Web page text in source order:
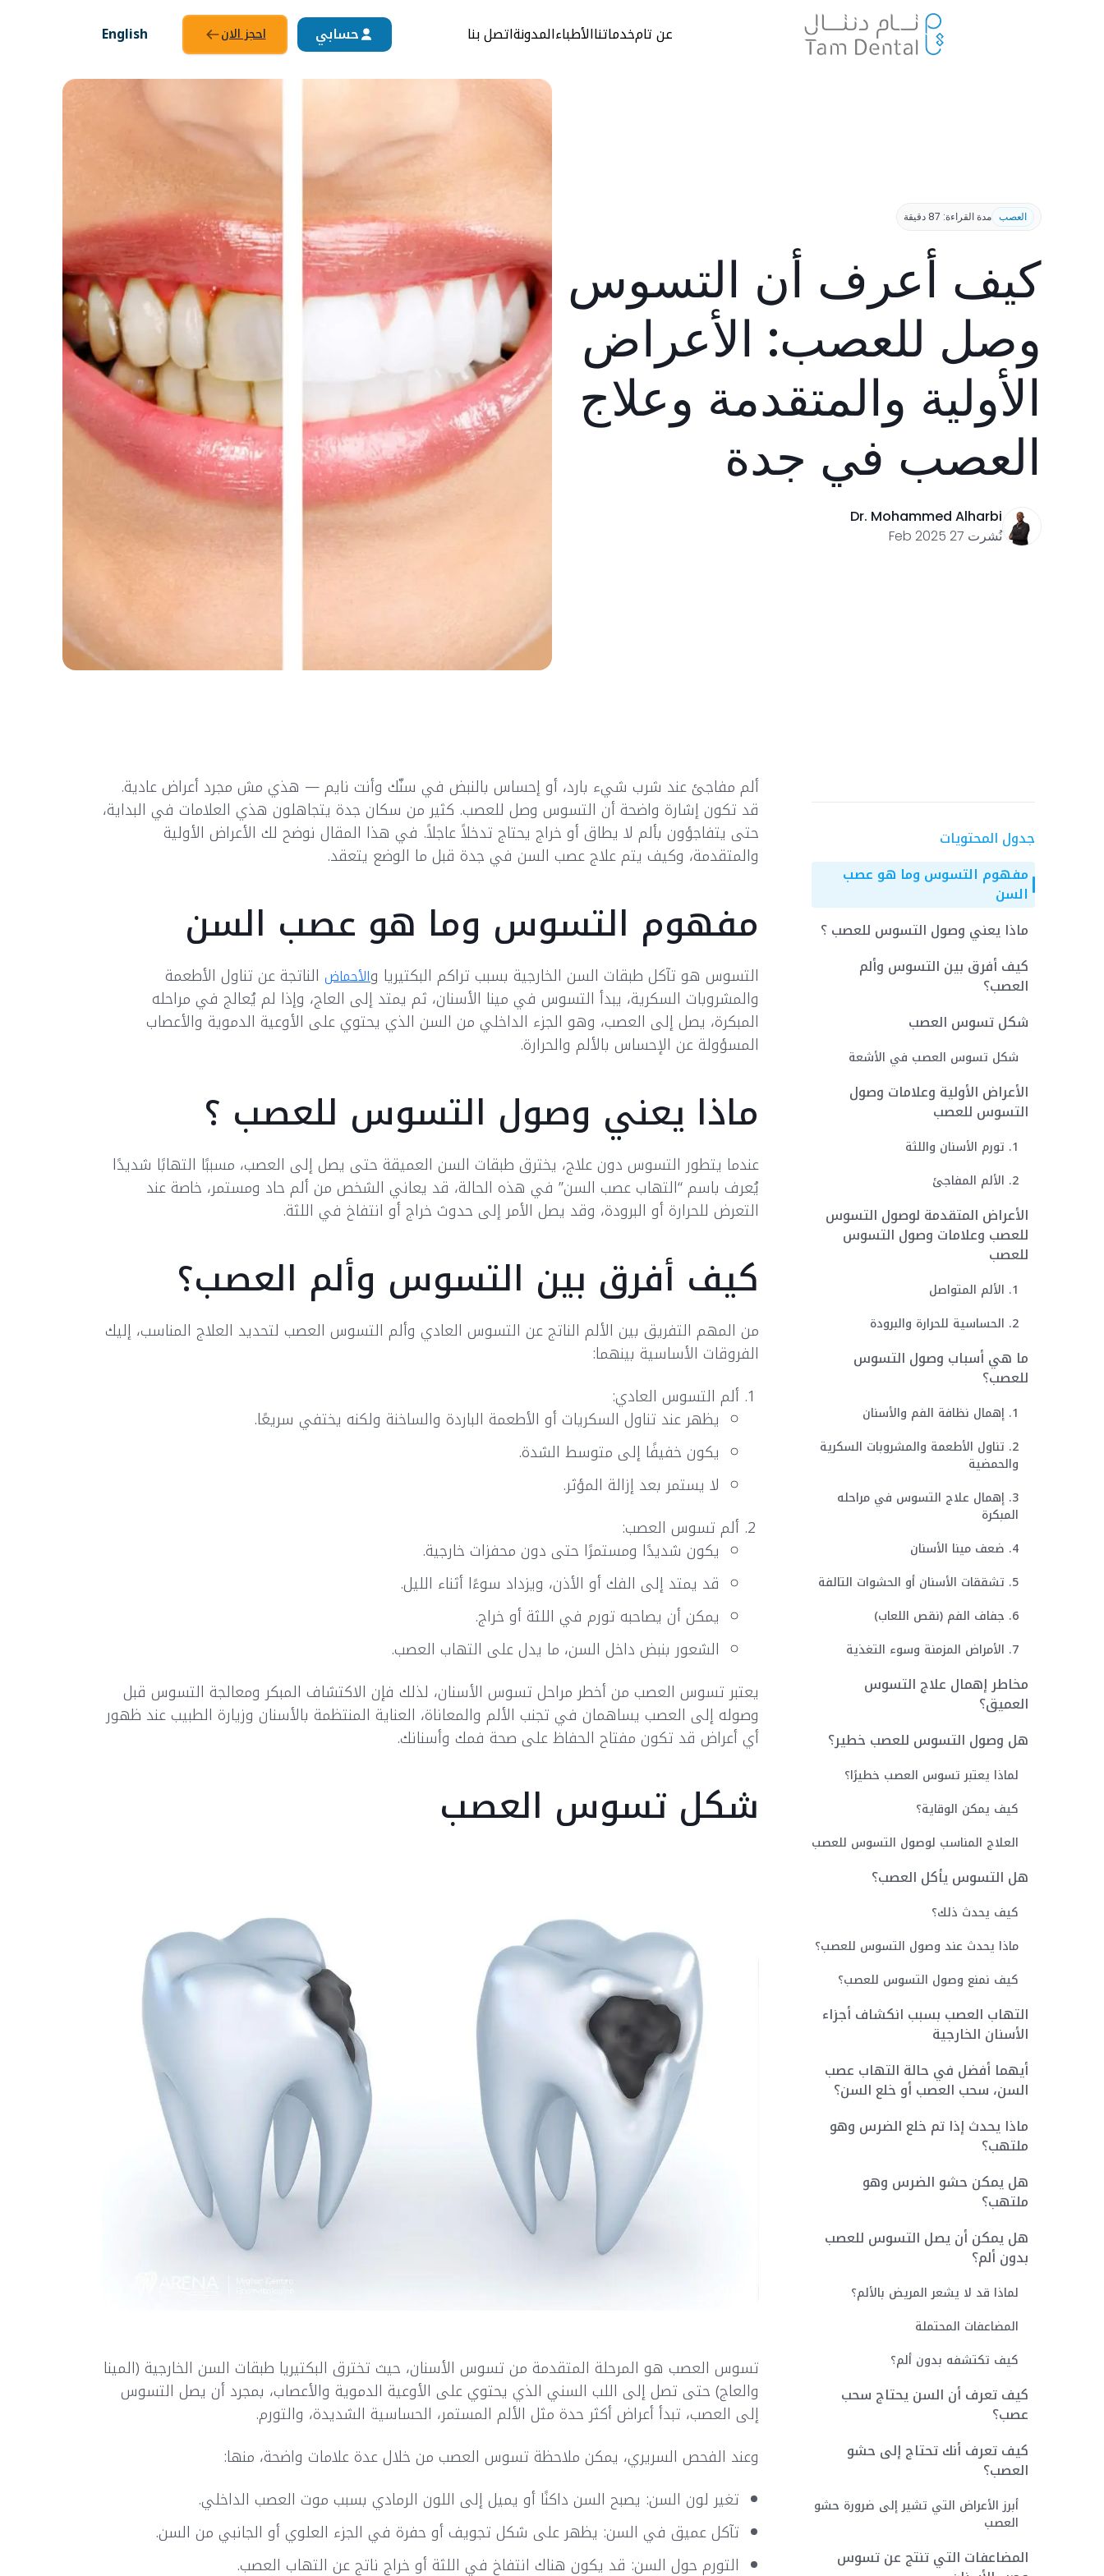
عن تامخدماتناالأطباءالمدونةاتصل بنا حسابي احجز الان English
العصب مدة القراءة: 87 دقيقة
كيف أعرف أن التسوس
وصل للعصب: الأعراض
الأولية والمتقدمة وعلاج
العصب في جدة
Dr. Mohammed Alharbi
نُشرت 27 Feb 2025
جدول المحتويات
مفهوم التسوس وما هو عصب
السن
ماذا يعني وصول التسوس للعصب ؟
كيف أفرق بين التسوس وألم
العصب؟
شكل تسوس العصب
شكل تسوس العصب في الأشعة
الأعراض الأولية وعلامات وصول
التسوس للعصب
1. تورم الأسنان واللثة
2. الألم المفاجئ
الأعراض المتقدمة لوصول التسوس
للعصب وعلامات وصول التسوس
للعصب
1. الألم المتواصل
2. الحساسية للحرارة والبرودة
ما هي أسباب وصول التسوس
للعصب؟
1. إهمال نظافة الفم والأسنان
2. تناول الأطعمة والمشروبات السكرية
والحمضية
3. إهمال علاج التسوس في مراحله
المبكرة
4. ضعف مينا الأسنان
5. تشققات الأسنان أو الحشوات التالفة
6. جفاف الفم (نقص اللعاب)
7. الأمراض المزمنة وسوء التغذية
مخاطر إهمال علاج التسوس
العميق؟
هل وصول التسوس للعصب خطير؟
لماذا يعتبر تسوس العصب خطيرًا؟
كيف يمكن الوقاية؟
العلاج المناسب لوصول التسوس للعصب
هل التسوس يأكل العصب؟
كيف يحدث ذلك؟
ماذا يحدث عند وصول التسوس للعصب؟
كيف نمنع وصول التسوس للعصب؟
التهاب العصب بسبب انكشاف أجزاء
الأسنان الخارجية
أيهما أفضل في حالة التهاب عصب
السن، سحب العصب أو خلع السن؟
ماذا يحدث إذا تم خلع الضرس وهو
ملتهب؟
هل يمكن حشو الضرس وهو
ملتهب؟
هل يمكن أن يصل التسوس للعصب
بدون ألم؟
لماذا قد لا يشعر المريض بالألم؟
المضاعفات المحتملة
كيف تكتشفه بدون ألم؟
كيف تعرف أن السن يحتاج سحب
عصب؟
كيف تعرف أنك تحتاج إلى حشو
العصب؟
أبرز الأعراض التي تشير إلى ضرورة حشو
العصب
المضاعفات التي تنتج عن تسوس
ألم مفاجئ عند شرب شيء بارد، أو إحساس بالنبض في سنّك وأنت نايم — هذي مش مجرد أعراض عادية.
قد تكون إشارة واضحة أن التسوس وصل للعصب. كثير من سكان جدة يتجاهلون هذي العلامات في البداية،
حتى يتفاجؤون بألم لا يطاق أو خراج يحتاج تدخلاً عاجلاً. في هذا المقال نوضح لك الأعراض الأولية
والمتقدمة، وكيف يتم علاج عصب السن في جدة قبل ما الوضع يتعقد.
مفهوم التسوس وما هو عصب السن
التسوس هو تآكل طبقات السن الخارجية بسبب تراكم البكتيريا والأحماض الناتجة عن تناول الأطعمة
والمشروبات السكرية، يبدأ التسوس في مينا الأسنان، ثم يمتد إلى العاج، وإذا لم يُعالج في مراحله
المبكرة، يصل إلى العصب، وهو الجزء الداخلي من السن الذي يحتوي على الأوعية الدموية والأعصاب
المسؤولة عن الإحساس بالألم والحرارة.
ماذا يعني وصول التسوس للعصب ؟
عندما يتطور التسوس دون علاج، يخترق طبقات السن العميقة حتى يصل إلى العصب، مسببًا التهابًا شديدًا
يُعرف باسم “التهاب عصب السن” في هذه الحالة، قد يعاني الشخص من ألم حاد ومستمر، خاصة عند
التعرض للحرارة أو البرودة، وقد يصل الأمر إلى حدوث خراج أو انتفاخ في اللثة.
كيف أفرق بين التسوس وألم العصب؟
من المهم التفريق بين الألم الناتج عن التسوس العادي وألم التسوس العصب لتحديد العلاج المناسب، إليك
الفروقات الأساسية بينهما:
ألم التسوس العادي:
يظهر عند تناول السكريات أو الأطعمة الباردة والساخنة ولكنه يختفي سريعًا.
يكون خفيفًا إلى متوسط الشدة.
لا يستمر بعد إزالة المؤثر.
ألم تسوس العصب:
يكون شديدًا ومستمرًا حتى دون محفزات خارجية.
قد يمتد إلى الفك أو الأذن، ويزداد سوءًا أثناء الليل.
يمكن أن يصاحبه تورم في اللثة أو خراج.
الشعور بنبض داخل السن، ما يدل على التهاب العصب.
يعتبر تسوس العصب من أخطر مراحل تسوس الأسنان، لذلك فإن الاكتشاف المبكر ومعالجة التسوس قبل
وصوله إلى العصب يساهمان في تجنب الألم والمعاناة، العناية المنتظمة بالأسنان وزيارة الطبيب عند ظهور
أي أعراض قد تكون مفتاح الحفاظ على صحة فمك وأسنانك.
شكل تسوس العصب
تسوس العصب هو المرحلة المتقدمة من تسوس الأسنان، حيث تخترق البكتيريا طبقات السن الخارجية (المينا
والعاج) حتى تصل إلى اللب السني الذي يحتوي على الأوعية الدموية والأعصاب، بمجرد أن يصل التسوس
إلى العصب، تبدأ أعراض أكثر حدة مثل الألم المستمر، الحساسية الشديدة، والتورم.
وعند الفحص السريري، يمكن ملاحظة تسوس العصب من خلال عدة علامات واضحة، منها:
تغير لون السن: يصبح السن داكنًا أو يميل إلى اللون الرمادي بسبب موت العصب الداخلي.
تآكل عميق في السن: يظهر على شكل تجويف أو حفرة في الجزء العلوي أو الجانبي من السن.
التورم حول السن: قد يكون هناك انتفاخ في اللثة أو خراج ناتج عن التهاب العصب.